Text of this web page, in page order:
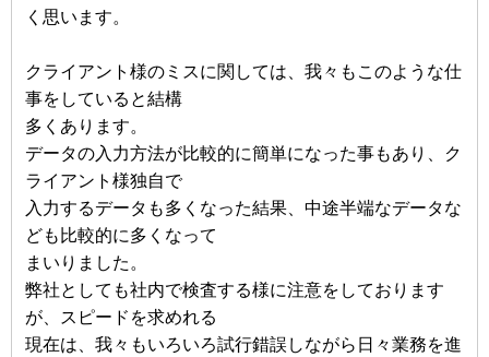
く思います。
クライアント様のミスに関しては、我々もこのような仕
事をしていると結構
多くあります。
データの入力方法が比較的に簡単になった事もあり、ク
ライアント様独自で
入力するデータも多くなった結果、中途半端なデータな
ども比較的に多くなって
まいりました。
弊社としても社内で検査する様に注意をしております
が、スピードを求めれる
現在は、我々もいろいろ試行錯誤しながら日々業務を進